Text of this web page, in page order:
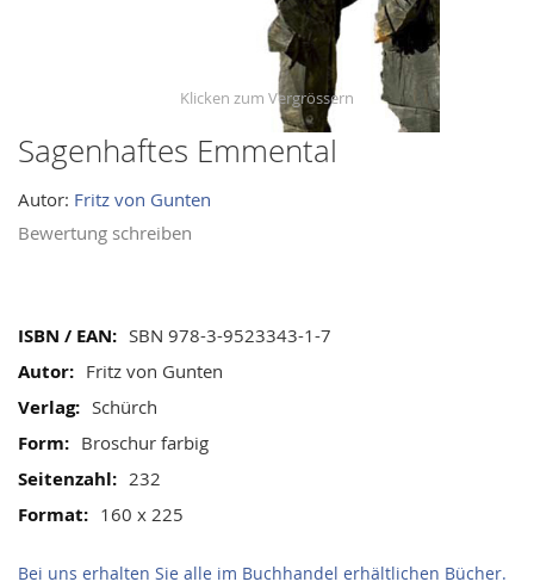
Sagenhaftes Emmental
Autor: Fritz von Gunten
Bewertung schreiben
Mehr
Informationen
SBN 978-3-9523343-1-7
Fritz von Gunten
Schürch
Broschur farbig
232
160 x 225
Bei uns erhalten Sie alle im Buchhandel erhältlichen Bücher.
Skip
the
beginning
gallery